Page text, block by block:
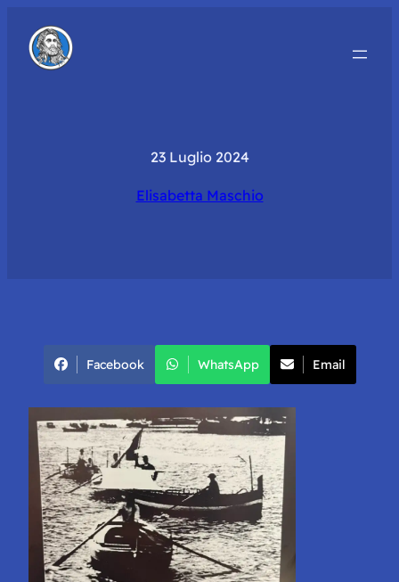
23 Luglio 2024
Elisabetta Maschio
Facebook WhatsApp Email